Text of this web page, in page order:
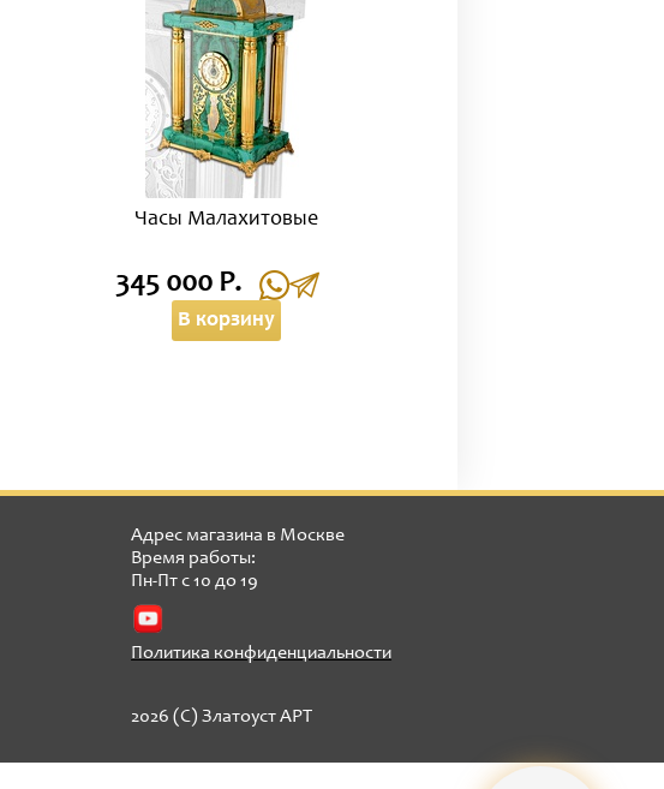
Часы Малахитовые
345 000 Р.
В корзину
Адрес магазина в Москве
Время работы:
Пн-Пт с 10 до 19
Политика конфиденциальности
2026 (C) Златоуст АРТ